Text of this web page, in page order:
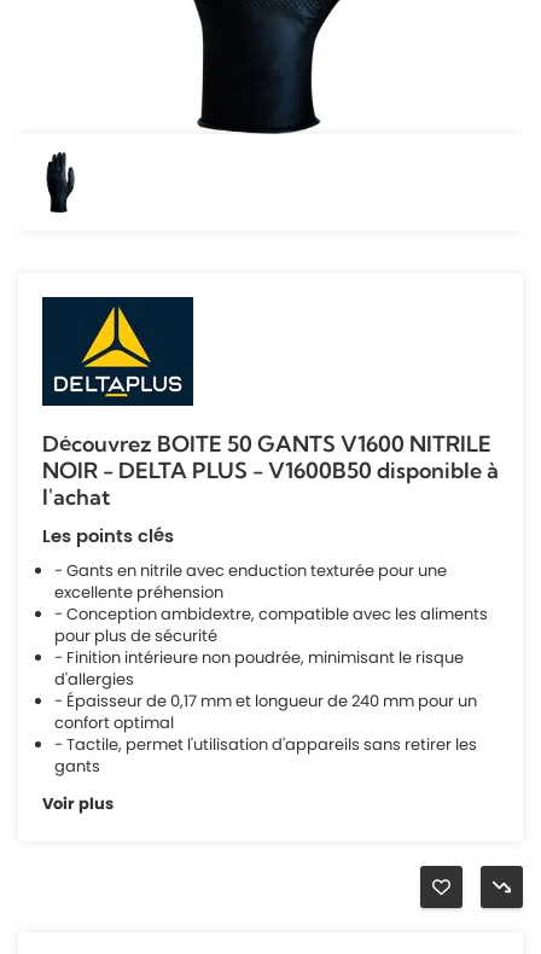
Découvrez BOITE 50 GANTS V1600 NITRILE
NOIR - DELTA PLUS - V1600B50 disponible à
l'achat
Les points clés
- Gants en nitrile avec enduction texturée pour une
excellente préhension
- Conception ambidextre, compatible avec les aliments
pour plus de sécurité
- Finition intérieure non poudrée, minimisant le risque
d'allergies
- Épaisseur de 0,17 mm et longueur de 240 mm pour un
confort optimal
- Tactile, permet l'utilisation d'appareils sans retirer les
gants
Voir plus